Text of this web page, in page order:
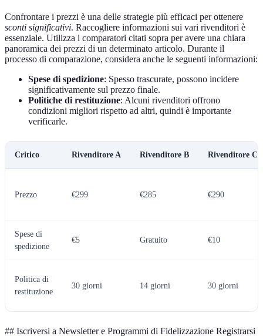
Confrontare i prezzi è una delle strategie più efficaci per ottenere
sconti significativi. Raccogliere informazioni sui vari rivenditori è
essenziale. Utilizza i comparatori citati sopra per avere una chiara
panoramica dei prezzi di un determinato articolo. Durante il
processo di comparazione, considera anche le seguenti informazioni:
Spese di spedizione: Spesso trascurate, possono incidere
significativamente sul prezzo finale.
Politiche di restituzione: Alcuni rivenditori offrono
condizioni migliori rispetto ad altri, quindi è importante
verificarle.
Critico Rivenditore A Rivenditore B Rivenditore C
Prezzo €299 €285 €290
Spese di
spedizione
€5 Gratuito €10
Politica di
restituzione
30 giorni 14 giorni 30 giorni
## Iscriversi a Newsletter e Programmi di Fidelizzazione Registrarsi